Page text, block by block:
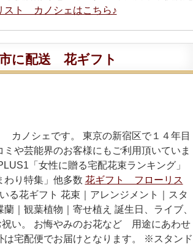
ト カノシェはこちら♪
に配送 花ギフト
ノシェです。 東京の新宿区で１４年目
や芸能界のお客様にもご利用頂いていま
「女性に贈る宅配花束ランキング」
り特集」他多数 花ギフト フローリス
る花ギフト 花束｜アレンジメント｜スタ
｜観葉植物｜寄せ植え 誕生日、ライブ、
い。 お悔やみのお花など 用途にあわせ
は宅配便でお届けとなります。 ※スタンド